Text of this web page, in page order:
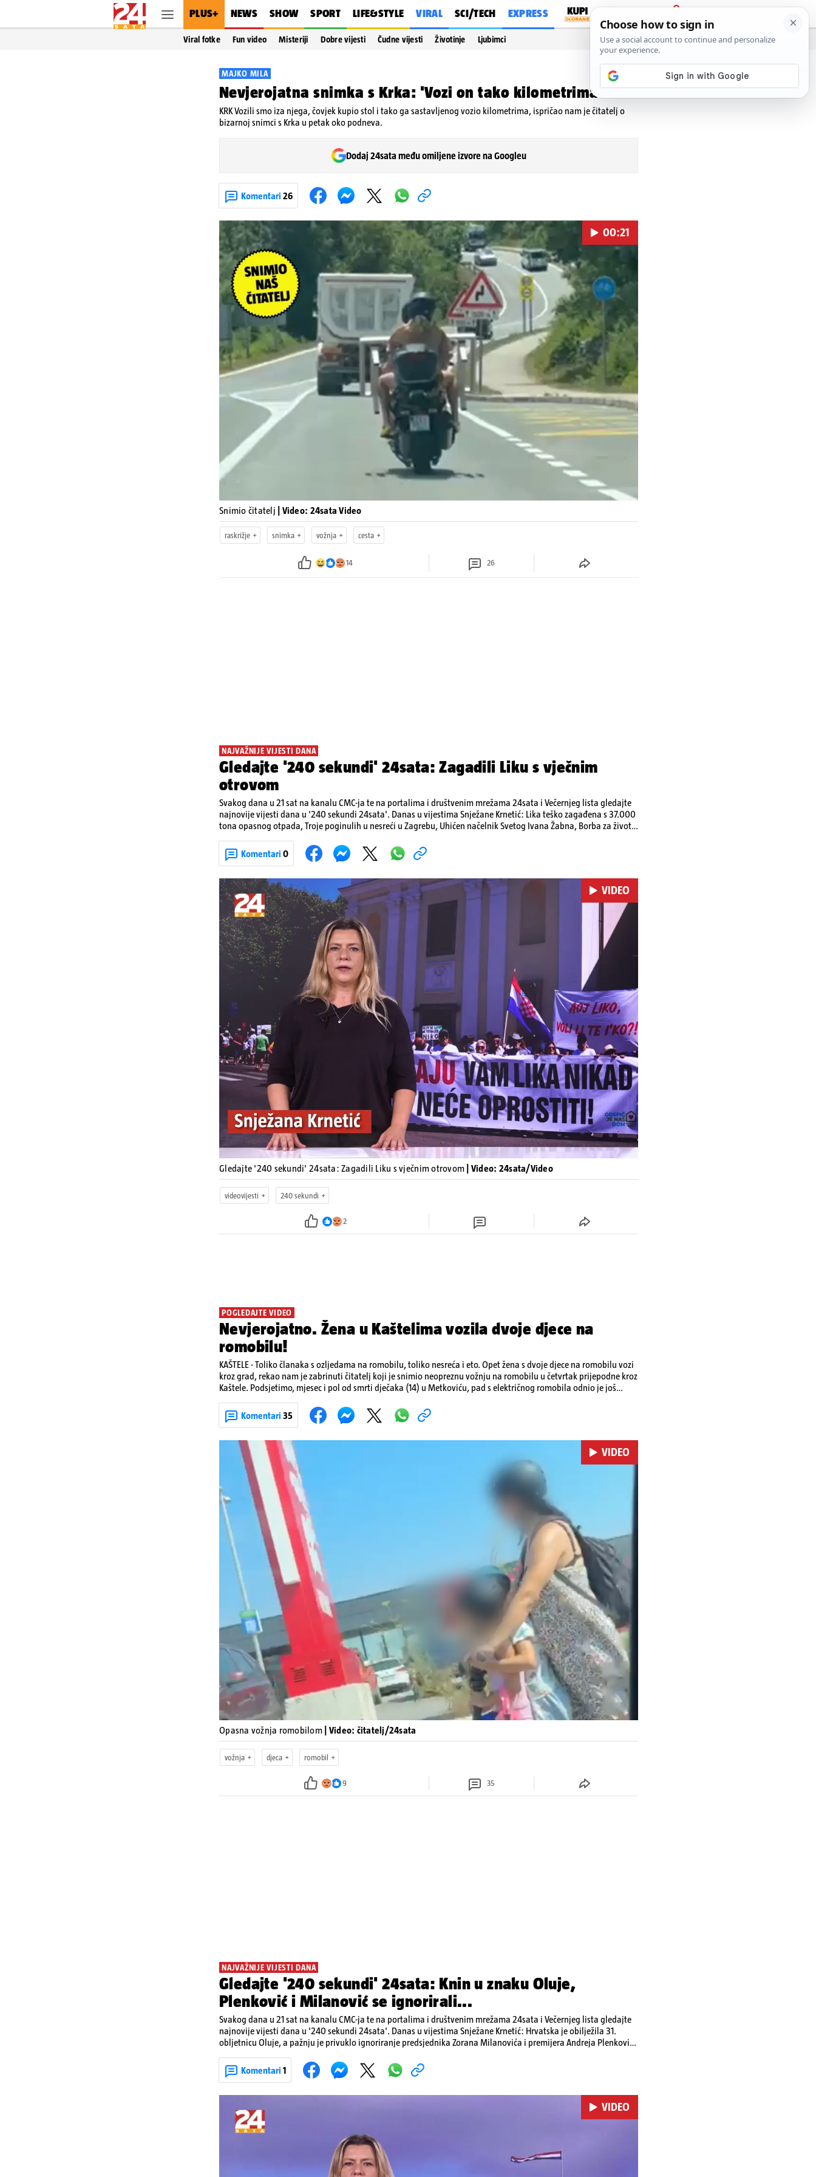
PLUS+ NEWS SHOW SPORT LIFE&STYLE VIRAL SCI/TECH EXPRESS
PRIJAVA
Viral fotke Fun video Misteriji Dobre vijesti Čudne vijesti Životinje Ljubimci
MAJKO MILA
Nevjerojatna snimka s Krka: 'Vozi on tako kilometrima...'
KRK Vozili smo iza njega, čovjek kupio stol i tako ga sastavljenog vozio kilometrima, ispričao nam je čitatelj o
bizarnoj snimci s Krka u petak oko podneva.
Dodaj 24sata među omiljene izvore na Googleu
Komentari 26
Pokretanje videa...
00:21
Snimio čitatelj | Video: 24sata Video
raskrižje snimka vožnja cesta
14 26
NAJVAŽNIJE VIJESTI DANA
Gledajte '240 sekundi' 24sata: Zagadili Liku s vječnim
otrovom
Svakog dana u 21 sat na kanalu CMC-ja te na portalima i društvenim mrežama 24sata i Večernjeg lista gledajte
najnovije vijesti dana u '240 sekundi 24sata'. Danas u vijestima Snježane Krnetić: Lika teško zagađena s 37.000
tona opasnog otpada, Troje poginulih u nesreći u Zagrebu, Uhićen načelnik Svetog Ivana Žabna, Borba za život
Komentari 0
Pokretanje videa...
VIDEO
Gledajte '240 sekundi' 24sata: Zagadili Liku s vječnim otrovom | Video: 24sata/Video
videovijesti 240 sekundi
2
POGLEDAJTE VIDEO
Nevjerojatno. Žena u Kaštelima vozila dvoje djece na
romobilu!
KAŠTELE - Toliko članaka s ozljedama na romobilu, toliko nesreća i eto. Opet žena s dvoje djece na romobilu vozi
kroz grad, rekao nam je zabrinuti čitatelj koji je snimio neopreznu vožnju na romobilu u četvrtak prijepodne kroz
Kaštele. Podsjetimo, mjesec i pol od smrti dječaka (14) u Metkoviću, pad s električnog romobila odnio je još
zadobivenima u padu s romobila.
Komentari 35
Pokretanje videa...
VIDEO
Opasna vožnja romobilom | Video: čitatelj/24sata
vožnja djeca romobil
9 35
NAJVAŽNIJE VIJESTI DANA
Gledajte '240 sekundi' 24sata: Knin u znaku Oluje,
Plenković i Milanović se ignorirali...
Svakog dana u 21 sat na kanalu CMC-ja te na portalima i društvenim mrežama 24sata i Večernjeg lista gledajte
najnovije vijesti dana u '240 sekundi 24sata'. Danas u vijestima Snježane Krnetić: Hrvatska je obilježila 31.
obljetnicu Oluje, a pažnju je privuklo ignoriranje predsjednika Zorana Milanovića i premijera Andreja Plenkovića
upozorenjima nakon nove tragedije na električnom romobilu te smanjenju proizvodnje u nuklearnoj elektrani
Krško.
Komentari 1
VIDEO